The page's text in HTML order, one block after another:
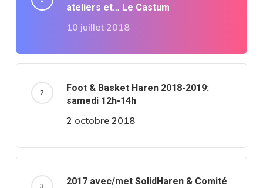
ateliers et… Le Castum
10 juillet 2018
Foot & Basket Haren 2018-2019:
samedi 12h-14h
2 octobre 2018
2017 avec/met SolidHaren & Comité